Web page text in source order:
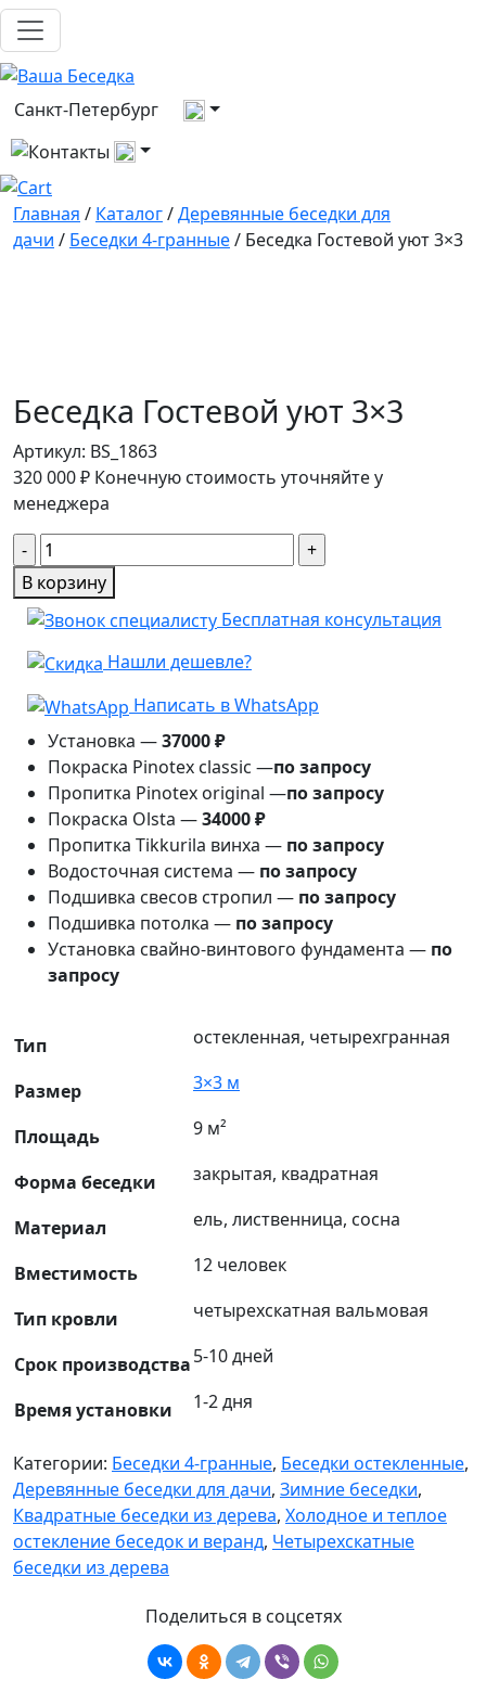
Санкт-Петербург
Выберите город
Все контакты
Главная / Каталог/Деревянные беседки для
дачи / Беседки 4-гранные/ Беседка Гостевой уют 3×3
Беседка Гостевой уют 3×3
Артикул: BS_1863
320 000₽ Конечную стоимость уточняйте у
менеджера
Количество
товара
Беседка
Гостевой
уют
3×3
В корзину
Бесплатная консультация
Нашли дешевле?
Написать в WhatsApp
Установка —37000 ₽
Покраска Pinotex classic —по запросу
Пропитка Pinotex original —по запросу
Покраска Olsta —34000 ₽
Пропитка Tikkurila винха — по запросу
Водосточная система — по запросу
Подшивка свесов стропил — по запросу
Подшивка потолка — по запросу
Установка свайно-винтового фундамента — по
запросу
Тип остекленная, четырехгранная
Размер 3×3 м
Площадь 9 м²
Форма беседки закрытая, квадратная
Материал ель, лиственница, сосна
Вместимость 12 человек
Тип кровли четырехскатная вальмовая
Срок производства5-10 дней
Время установки 1-2 дня
Категории: Беседки 4-гранные, Беседки остекленные,
Деревянные беседки для дачи, Зимние беседки,
Квадратные беседки из дерева, Холодное и теплое
остекление беседок и веранд, Четырехскатные
беседки из дерева
Поделиться в соцсетях